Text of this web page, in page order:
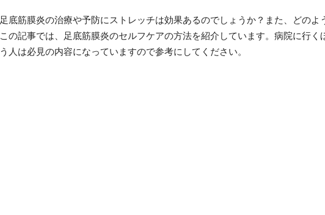
足底筋膜炎の治療や予防にストレッチは効果あるのでしょうか？また、どのよ
この記事では、足底筋膜炎のセルフケアの方法を紹介しています。病院に行
う人は必見の内容になっていますので参考にしてください。